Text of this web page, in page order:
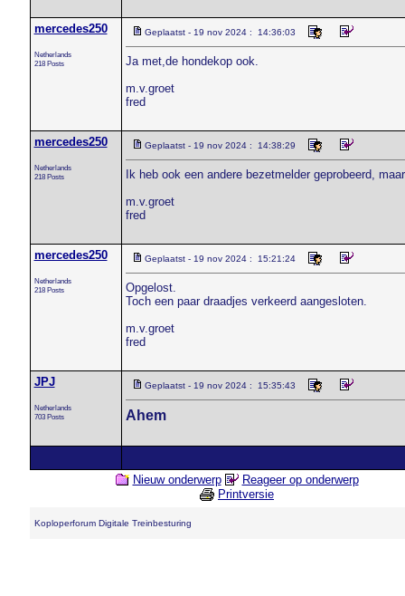
mercedes250
Netherlands
218 Posts
Geplaatst - 19 nov 2024 : 14:36:03
Ja met,de hondekop ook.
m.v.groet
fred
mercedes250
Netherlands
218 Posts
Geplaatst - 19 nov 2024 : 14:38:29
Ik heb ook een andere bezetmelder geprobeerd,
m.v.groet
fred
mercedes250
Netherlands
218 Posts
Geplaatst - 19 nov 2024 : 15:21:24
Opgelost.
Toch een paar draadjes verkeerd aangesloten.
m.v.groet
fred
JPJ
Netherlands
703 Posts
Geplaatst - 19 nov 2024 : 15:35:43
Ahem
Nieuw onderwerp
Reageer op onderwerp
Printversie
Koploperforum Digitale Treinbesturing